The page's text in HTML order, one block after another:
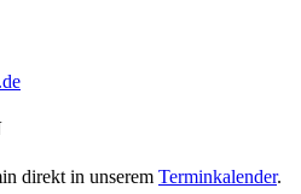
direkt in unserem Terminkalender.